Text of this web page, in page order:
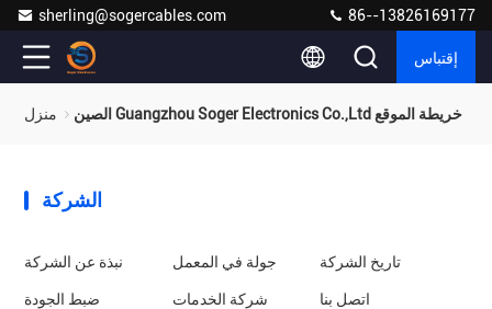
sherling@sogercables.com 86--13826169177
إقتباس
منزل الصين Guangzhou Soger Electronics Co.,Ltd خريطة الموقع
الشركة
نبذة عن الشركة جولة في المعمل تاريخ الشركة
ضبط الجودة شركة الخدمات اتصل بنا